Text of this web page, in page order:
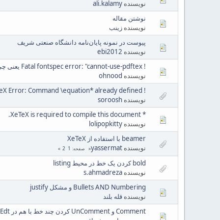
نویسنده ali.kalamy
نوشتن مقاله
نویسنده زینب
پیوست در نمونه پایان‌نامه دانشگاه صنعتی شریف
نویسنده ebi2012
! Fatal fontspec error: "cannot-use-pdftex یعنی چی؟!
نویسنده ohnood
! LaTeX Error: Command \equation* already defined.
نویسنده soroosh
* XeTeX is required to compile this document.
نویسنده lolipopkitty
beamer با استفاده از XeTeX
نویسنده yassermat صفحه 1
2
bold کردن یک خط در محیط listing
نویسنده s.ahmadreza
Bullets AND Numbering و مشکل justify
نویسنده قله بلند
Comment و UnComment کردن چند خط با هم در WinEdt نسخه‌ی ۷، (وین ادیت)